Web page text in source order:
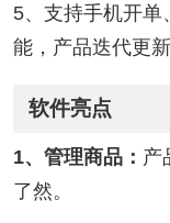
5、支持手机开单
能，产品迭代更
软件亮点
1、管理商品： 产
了然。